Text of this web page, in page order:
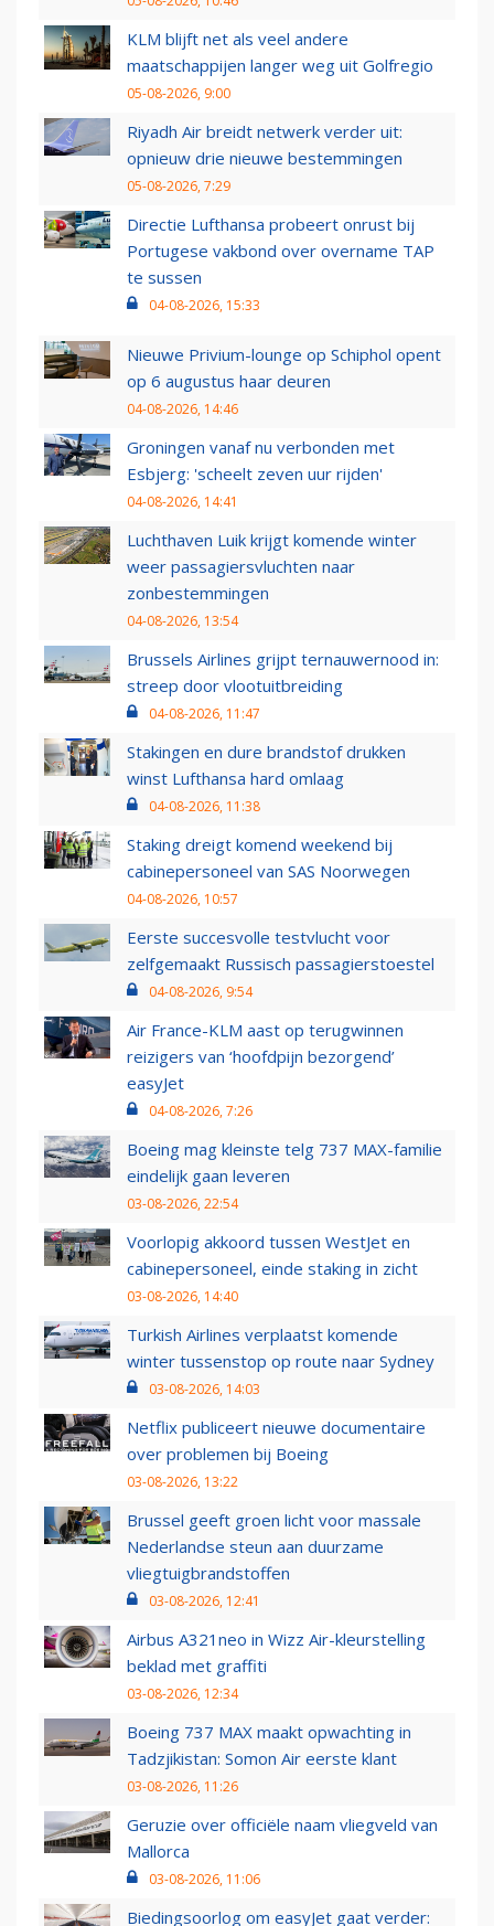
KLM blijft net als veel andere
maatschappijen langer weg uit Golfregio
05-08-2026, 9:00
Riyadh Air breidt netwerk verder uit:
opnieuw drie nieuwe bestemmingen
05-08-2026, 7:29
Directie Lufthansa probeert onrust bij
Portugese vakbond over overname TAP
te sussen
04-08-2026, 15:33
Nieuwe Privium-lounge op Schiphol opent
op 6 augustus haar deuren
04-08-2026, 14:46
Groningen vanaf nu verbonden met
Esbjerg: 'scheelt zeven uur rijden'
04-08-2026, 14:41
Luchthaven Luik krijgt komende winter
weer passagiersvluchten naar
zonbestemmingen
04-08-2026, 13:54
Brussels Airlines grijpt ternauwernood in:
streep door vlootuitbreiding
04-08-2026, 11:47
Stakingen en dure brandstof drukken
winst Lufthansa hard omlaag
04-08-2026, 11:38
Staking dreigt komend weekend bij
cabinepersoneel van SAS Noorwegen
04-08-2026, 10:57
Eerste succesvolle testvlucht voor
zelfgemaakt Russisch passagierstoestel
04-08-2026, 9:54
Air France-KLM aast op terugwinnen
reizigers van ‘hoofdpijn bezorgend’
easyJet
04-08-2026, 7:26
Boeing mag kleinste telg 737 MAX-familie
eindelijk gaan leveren
03-08-2026, 22:54
Voorlopig akkoord tussen WestJet en
cabinepersoneel, einde staking in zicht
03-08-2026, 14:40
Turkish Airlines verplaatst komende
winter tussenstop op route naar Sydney
03-08-2026, 14:03
Netflix publiceert nieuwe documentaire
over problemen bij Boeing
03-08-2026, 13:22
Brussel geeft groen licht voor massale
Nederlandse steun aan duurzame
vliegtuigbrandstoffen
03-08-2026, 12:41
Airbus A321neo in Wizz Air-kleurstelling
beklad met graffiti
03-08-2026, 12:34
Boeing 737 MAX maakt opwachting in
Tadzjikistan: Somon Air eerste klant
03-08-2026, 11:26
Geruzie over officiële naam vliegveld van
Mallorca
03-08-2026, 11:06
Biedingsoorlog om easyJet gaat verder: